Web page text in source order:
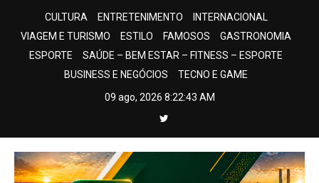
CULTURA ENTRETENIMENTO
INTERNACIONAL
VIAGEM E TURISMO
ESTILO FAMOSOS
GASTRONOMIA
ESPORTE
SAÚDE – BEM ESTAR – FITNESS – ESPORTE
BUSINESS E NEGÓCIOS
TECNO E GAME
09 ago, 2026 8:22:44 AM